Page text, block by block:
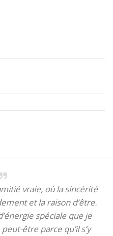
vraie, où la sincérité
et la raison d’être.
spéciale que je
être parce qu’il s’y